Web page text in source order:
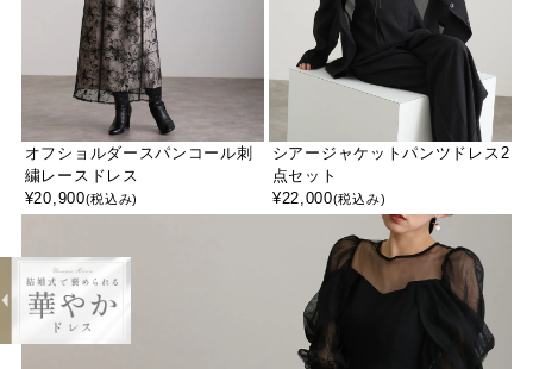
オフショルダースパンコール刺
繍レースドレス
¥20,900(税込み)
シアージャケットパンツドレス2
点セット
¥22,000(税込み)